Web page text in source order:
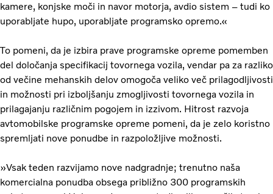
kamere, konjske moči in navor motorja, avdio sistem – tudi ko
uporabljate hupo, uporabljate programsko opremo.«
To pomeni, da je izbira prave programske opreme pomemben
del določanja specifikacij tovornega vozila, vendar pa za razliko
od večine mehanskih delov omogoča veliko več prilagodljivosti
in možnosti pri izboljšanju zmogljivosti tovornega vozila in
prilagajanju različnim pogojem in izzivom. Hitrost razvoja
avtomobilske programske opreme pomeni, da je zelo koristno
spremljati nove ponudbe in razpoložljive možnosti.
»Vsak teden razvijamo nove nadgradnje; trenutno naša
komercialna ponudba obsega približno 300 programskih